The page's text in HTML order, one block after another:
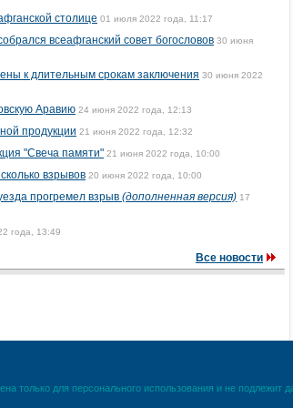
столице 01 июля 2022 года, 11:17
всеафганский совет богословов 30 июня
к длительным срокам заключения 30 июня 2022
Аравию 24 июня 2022 года, 12:13
продукции 21 июня 2022 года, 12:32
"Свеча памяти" 21 июня 2022 года, 10:00
взрывов 20 июня 2022 года, 10:00
прогремел взрыв (дополненная версия) 17
года, 13:49
Все новости
только для персонального использования и не